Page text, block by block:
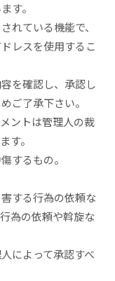
す。
れている機能で、
レスを使用するこ
を確認し、承認し
ご了承下さい。
ントは管理人の裁
す。
するもの。
する行為の依頼な
為の依頼や斡旋な
によって承認すべ